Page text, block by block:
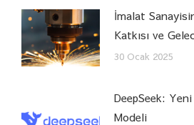
İmalat
Katkısı ve
30 Ocak 2025
DeepSeek:
Modeli